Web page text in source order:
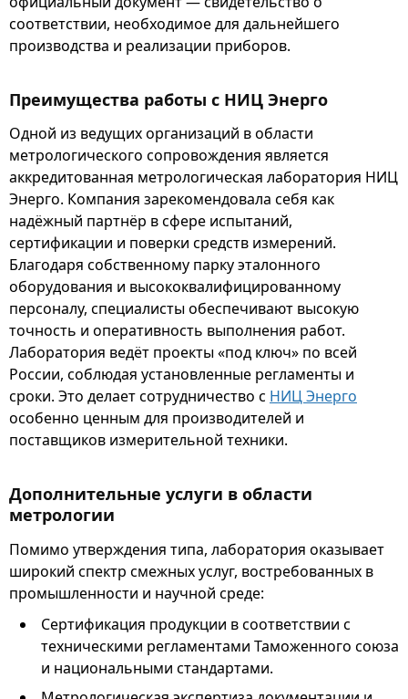
соответствии, необходимое для дальнейшего
производства и реализации приборов.
Преимущества работы с НИЦ Энерго
Одной из ведущих организаций в области
метрологического сопровождения является
аккредитованная метрологическая лаборатория НИЦ
Энерго. Компания зарекомендовала себя как
надёжный партнёр в сфере испытаний,
сертификации и поверки средств измерений.
Благодаря собственному парку эталонного
оборудования и высококвалифицированному
персоналу, специалисты обеспечивают высокую
точность и оперативность выполнения работ.
Лаборатория ведёт проекты «под ключ» по всей
России, соблюдая установленные регламенты и
сроки. Это делает сотрудничество с НИЦ Энерго
особенно ценным для производителей и
поставщиков измерительной техники.
Дополнительные услуги в области
метрологии
Помимо утверждения типа, лаборатория оказывает
широкий спектр смежных услуг, востребованных в
промышленности и научной среде:
Сертификация продукции в соответствии с
техническими регламентами Таможенного союза
и национальными стандартами.